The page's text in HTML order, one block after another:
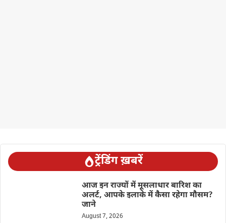
ट्रेंडिंग ख़बरें
आज इन राज्यों में मूसलाधार बारिश का
अलर्ट, आपके इलाके में कैसा रहेगा मौसम?
जाने
August 7, 2026